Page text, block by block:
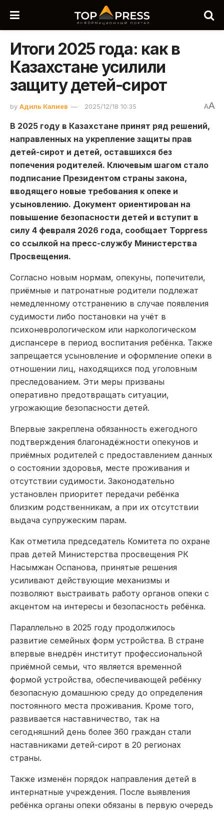
Итоги 2025 года: как в
Казахстане усилили
защиту детей-сирот
by Адиль Калиев 2025/12/18 10:35 AA
В 2025 году в Казахстане принят ряд решений,
направленных на укрепление защиты прав
детей-сирот и детей, оставшихся без
попечения родителей. Ключевым шагом стало
подписание Президентом страны закона,
вводящего новые требования к опеке и
усыновлению. Документ ориентирован на
повышение безопасности детей и вступит в
силу 4 февраля 2026 года, сообщает Toppress
со ссылкой на пресс-службу Министерства
Просвещения.
Согласно новым нормам, опекуны, попечители,
приёмные и патронатные родители подлежат
немедленному отстранению в случае появления
судимости либо постановки на учёт в
психоневрологическом или наркологическом
диспансере в период воспитания ребёнка. Также
запрещается усыновление и оформление опеки в
отношении лиц, находящихся под уголовным
преследованием. Эти меры призваны
оперативно предотвращать ситуации,
угрожающие безопасности детей.
Впервые закреплена обязанность ежегодного
подтверждения благонадёжности опекунов и
приёмных родителей с предоставлением данных
о состоянии здоровья, месте проживания и
отсутствии судимости. Законодательно
установлен приоритет передачи ребёнка
близким родственникам, а при их отсутствии
выдача супружеским парам.
Как отметила председатель Комитета по охране
прав детей Министерства просвещения РК
Насымжан Оспанова, принятые решения
усиливают действующие механизмы и
позволяют выстраивать работу органов опеки с
акцентом на интересы и безопасность ребёнка.
Параллельно в 2025 году продолжилось
развитие семейных форм устройства. В стране
впервые внедрён институт профессиональной
приёмной семьи, что является временной
формой устройства, обеспечивающей ребёнку
безопасную домашнюю среду до определения
постоянного места проживания. Кроме того,
развивается наставничество, так на
сегодняшний день более 360 граждан стали
наставниками детей-сирот в 20 регионах
страны.
Также изменён порядок направления детей в
интернатные учреждения. После выявления
ребёнка органы опеки обязаны в первую очередь